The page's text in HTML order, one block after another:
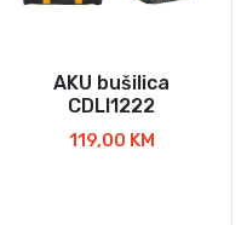
AKU bušilica
CDLI1222
119,00 KM